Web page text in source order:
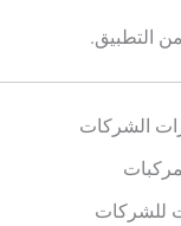
التطبيق.
الشركات
للشركات